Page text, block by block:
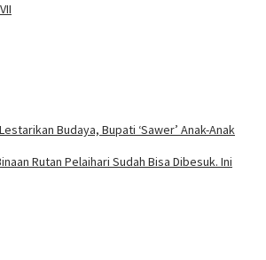
Budaya, Bupati ‘Sawer’ Anak-Anak
Rutan Pelaihari Sudah Bisa Dibesuk. Ini